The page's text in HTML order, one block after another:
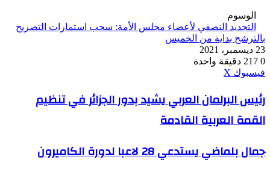
الوسوم
التجديد النصفي لأعضاء مجلس الأمة: سحب استمارات التصريح
بالترشح بداية من الخميس
23 ديسمبر، 2021
0
دقيقة واحدة
فيسبوك ‫X
رئيس
البرلمان
العربي
الجزائر
رئيس البرلمان العربي يشيد بدور الجزائر في تنظيم
القمة العربية القادمة
جمال
بلماضي
جمال بلماضي يستدعي 28 لاعبا لدورة الكاميرون